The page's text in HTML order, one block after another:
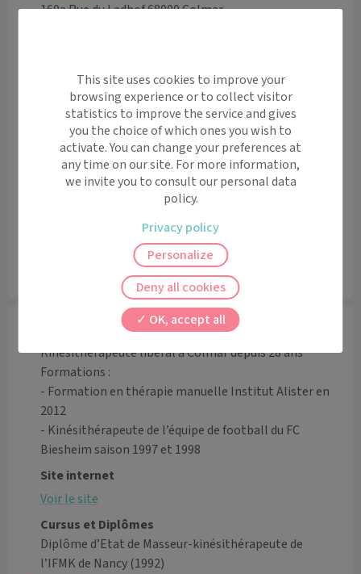
160a Rue du Ladhof 68000 Colmar
Ascenseur: oui
Voir l’itinéraire avec Maps
+
−
Leaflet|©OpenStreetMap
Informations
Kinésithérapeute libéral à Colmar depuis 28 ans
Formations :
- Formation en thérapie manuelle Institut Alister en
2012
- Kinésithérapeute de l’équipe de football du FC
Biesheim saison 1997 et 1998
Site internet
Voir le site
Cursus et Diplômes
Diplôme d’Etat de Masseur-kinésithérapeute de
l’IFMK de Nancy (1992)
This site uses cookies to improve your
browsing experience or to collect visitor
statistics to improve the service and gives
you the choice of which ones you wish to
activate. You can change your preferences at
any time on our site. For more information,
we invite you to consult our personal data
policy.
OK, accept all
Deny all cookies
Personalize
Privacy policy